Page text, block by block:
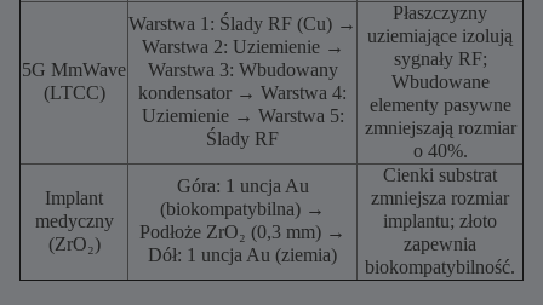
5G MmWave
(LTCC)
Warstwa 1: Ślady RF (Cu) →
Warstwa 2: Uziemienie →
Warstwa 3: Wbudowany
kondensator → Warstwa 4:
Uziemienie → Warstwa 5:
Ślady RF
Płaszczyzny
uziemiające izolują
sygnały RF;
Wbudowane
elementy pasywne
zmniejszają rozmiar
o 40%.
Implant
medyczny
(ZrO₂)
Góra: 1 uncja Au
(biokompatybilna) →
Podłoże ZrO₂ (0,3 mm) →
Dół: 1 uncja Au (ziemia)
Cienki substrat
zmniejsza rozmiar
implantu; złoto
zapewnia
biokompatybilność.